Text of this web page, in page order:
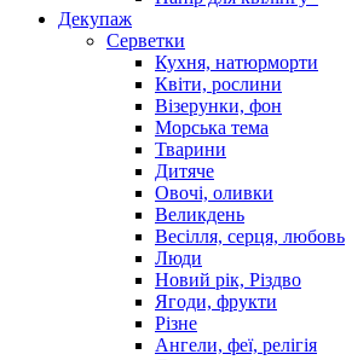
Декупаж
Серветки
Кухня, натюрморти
Квіти, рослини
Візерунки, фон
Морська тема
Тварини
Дитяче
Овочі, оливки
Великдень
Весілля, серця, любовь
Люди
Новий рік, Різдво
Ягоди, фрукти
Різне
Ангели, феї, релігія